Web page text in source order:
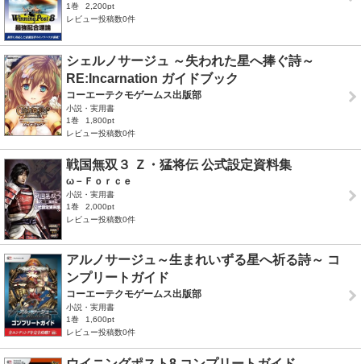
1巻
2,200pt
レビュー投稿数0件
シェルノサージュ ～失われた星へ捧ぐ詩～
RE:Incarnation ガイドブック
コーエーテクモゲームス出版部
小説・実用書
1巻
1,800pt
レビュー投稿数0件
戦国無双３ Ｚ・猛将伝 公式設定資料集
ω－Ｆｏｒｃｅ
小説・実用書
1巻
2,000pt
レビュー投稿数0件
アルノサージュ～生まれいずる星へ祈る詩～ コ
ンプリートガイド
コーエーテクモゲームス出版部
小説・実用書
1巻
1,600pt
レビュー投稿数0件